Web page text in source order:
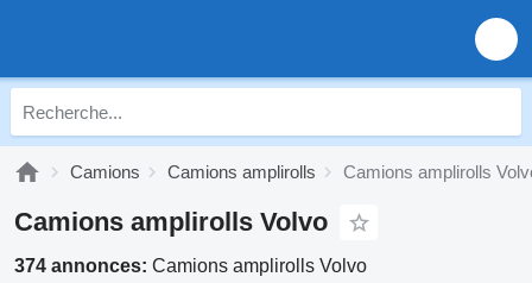
Camions Camions amplirolls Camions amplirolls
Camions amplirolls Volvo
374 annonces: Camions amplirolls Volvo